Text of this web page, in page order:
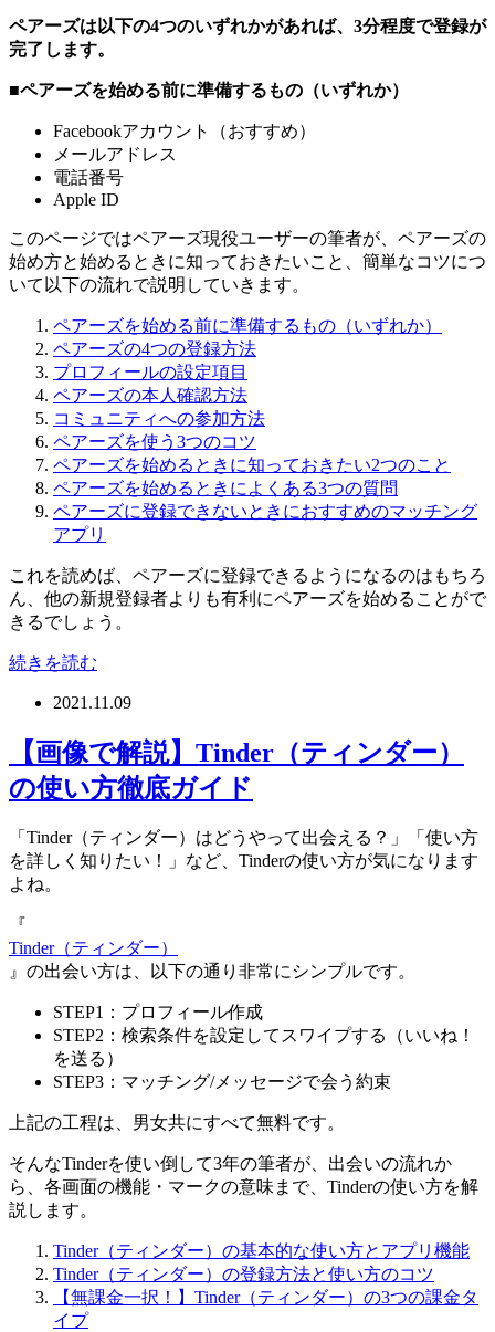
ペアーズは以下の4つのいずれかがあれば、3分程度で登録が
完了します。
■ペアーズを始める前に準備するもの（いずれか）
Facebookアカウント（おすすめ）
メールアドレス
電話番号
Apple ID
このページではペアーズ現役ユーザーの筆者が、ペアーズの
始め方と始めるときに知っておきたいこと、簡単なコツにつ
いて以下の流れで説明していきます。
ペアーズを始める前に準備するもの（いずれか）
ペアーズの4つの登録方法
プロフィールの設定項目
ペアーズの本人確認方法
コミュニティへの参加方法
ペアーズを使う3つのコツ
ペアーズを始めるときに知っておきたい2つのこと
ペアーズを始めるときによくある3つの質問
ペアーズに登録できないときにおすすめのマッチング
アプリ
これを読めば、ペアーズに登録できるようになるのはもちろ
ん、他の新規登録者よりも有利にペアーズを始めることがで
きるでしょう。
続きを読む
2021.11.09
【画像で解説】Tinder（ティンダー）
の使い方徹底ガイド
「Tinder（ティンダー）はどうやって出会える？」「使い方
を詳しく知りたい！」など、Tinderの使い方が気になります
よね。
『
Tinder（ティンダー）
』の出会い方は、以下の通り非常にシンプルです。
STEP1：プロフィール作成
STEP2：検索条件を設定してスワイプする（いいね！
を送る）
STEP3：マッチング/メッセージで会う約束
上記の工程は、男女共にすべて無料です。
そんなTinderを使い倒して3年の筆者が、出会いの流れか
ら、各画面の機能・マークの意味まで、Tinderの使い方を解
説します。
Tinder（ティンダー）の基本的な使い方とアプリ機能
Tinder（ティンダー）の登録方法と使い方のコツ
【無課金一択！】Tinder（ティンダー）の3つの課金タ
イプ